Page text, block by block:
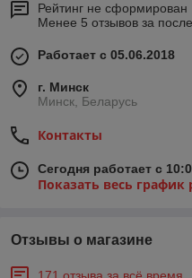
Рейтинг не сформирован
Менее 5 отзывов за
Работает с 05.06.2018
г. Минск
Минск, Беларусь
Контакты
Сегодня работает с
Показать весь график
Отзывы о магазине